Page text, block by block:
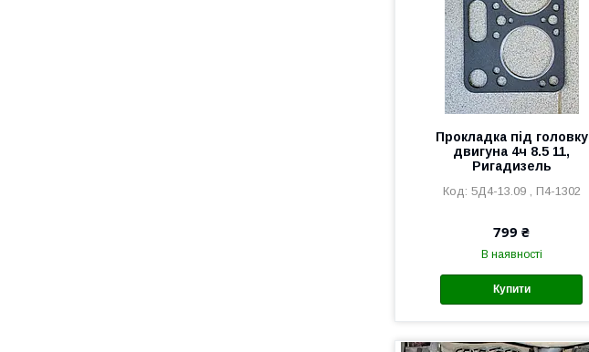
Прокладка під головку
двигуна 4ч 8.5 11,
Ригадизель
5Д4-13.09 , П4-1302
799 ₴
В наявності
Купити